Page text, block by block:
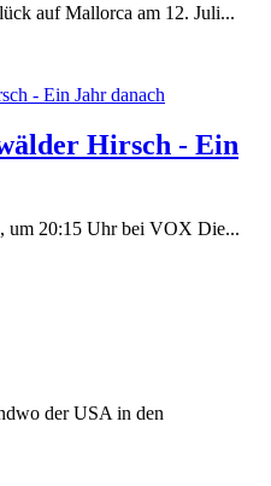
auf Mallorca am 12. Juli...
Hirsch - Ein
um 20:15 Uhr bei VOX Die...
der USA in den